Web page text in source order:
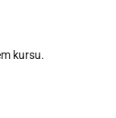
kursu.